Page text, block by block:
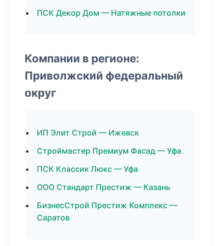
ПСК Декор Дом — Натяжные потолки
Компании в регионе:
Приволжский федеральный
округ
ИП Элит Строй — Ижевск
Строймастер Премиум Фасад — Уфа
ПСК Классик Люкс — Уфа
ООО Стандарт Престиж — Казань
БизнесСтрой Престиж Комплекс —
Саратов